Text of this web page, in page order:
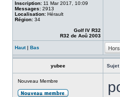
Inscription: 11 Mar 2017, 10:09
Messages: 2913
Localisation: Hérault
Région: 34
Golf IV R32
R32 de Aoû 2003
Haut| Bas
yubee Sujet
Nouveau Membre